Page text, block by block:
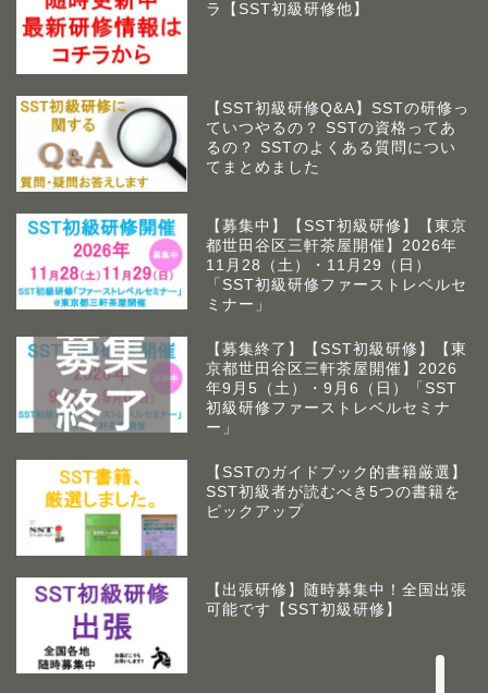
ラ【SST初級研修他】
【SST初級研修Q&A】SSTの研修っ
ていつやるの？ SSTの資格ってあ
るの？ SSTのよくある質問につい
てまとめました
【募集中】【SST初級研修】【東京
都世田谷区三軒茶屋開催】2026年
11月28（土）・11月29（日）
「SST初級研修ファーストレベルセ
ミナー」
【募集終了】【SST初級研修】【東
京都世田谷区三軒茶屋開催】2026
年9月5（土）・9月6（日）「SST
初級研修ファーストレベルセミナ
ー」
【SSTのガイドブック的書籍厳選】
SST初級者が読むべき5つの書籍を
ピックアップ
【出張研修】随時募集中！全国出張
可能です【SST初級研修】
アームズラボとは
て